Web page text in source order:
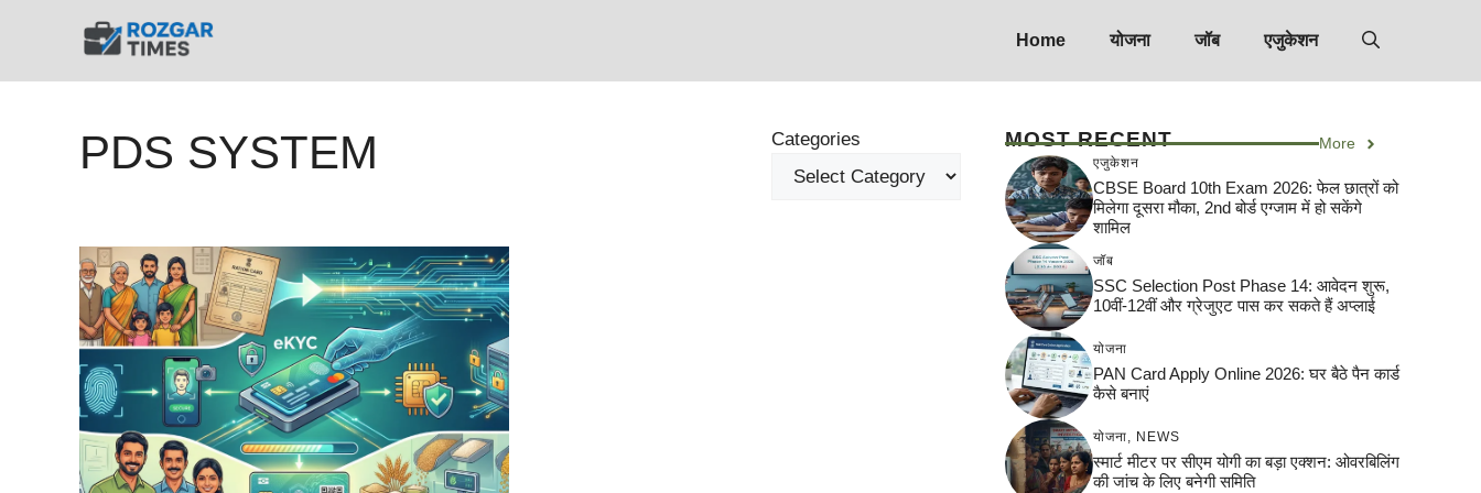
Home योजना जॉब एजुकेशन
PDS SYSTEM Categories MOST RECENT More
एजुकेशन
CBSE Board 10th Exam 2026: फेल छात्रों को
मिलेगा दूसरा मौका, 2nd बोर्ड एग्जाम में हो सकेंगे
शामिल
जॉब
SSC Selection Post Phase 14: आवेदन शुरू,
10वीं-12वीं और ग्रेजुएट पास कर सकते हैं अप्लाई
योजना
PAN Card Apply Online 2026: घर बैठे पैन कार्ड
कैसे बनाएं
योजना NEWS
स्मार्ट मीटर पर सीएम योगी का बड़ा एक्शन: ओवरबिलिंग
की जांच के लिए बनेगी समिति